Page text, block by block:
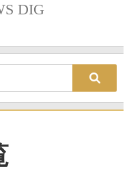
DIG